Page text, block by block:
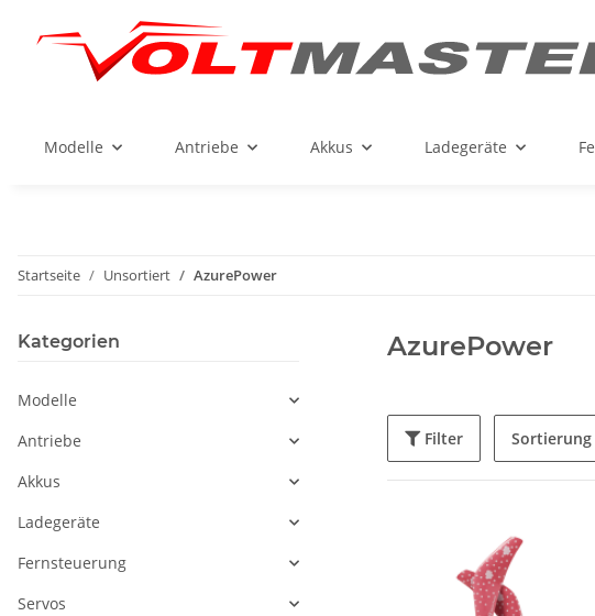
Modelle Antriebe Akkus Ladegeräte
Startseite Unsortiert AzurePower
AzurePower
Filter Sortierung
Kategorien
Modelle
Antriebe
Akkus
Ladegeräte
Fernsteuerung
Servos